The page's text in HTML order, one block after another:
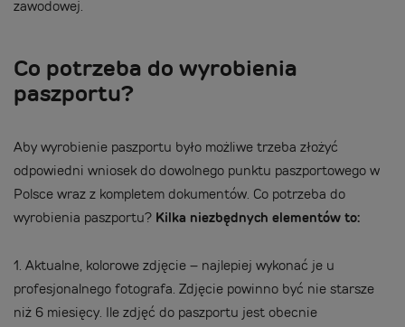
zawodowej.
Co potrzeba do wyrobienia
paszportu?
Aby wyrobienie paszportu było możliwe trzeba złożyć
odpowiedni wniosek do dowolnego punktu paszportowego w
Polsce wraz z kompletem dokumentów. Co potrzeba do
wyrobienia paszportu? Kilka niezbędnych elementów to:
1. Aktualne, kolorowe zdjęcie – najlepiej wykonać je u
profesjonalnego fotografa. Zdjęcie powinno być nie starsze
niż 6 miesięcy. Ile zdjęć do paszportu jest obecnie